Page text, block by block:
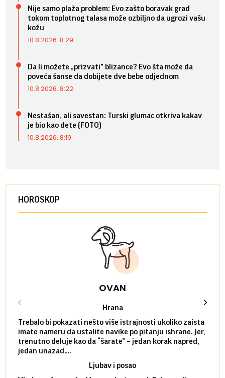
Nije samo plaža problem: Evo zašto boravak grad
tokom toplotnog talasa može ozbiljno da ugrozi vašu
kožu
10.8.2026. 8:29
Da li možete „prizvati” blizance? Evo šta može da
poveća šanse da dobijete dve bebe odjednom
10.8.2026. 8:22
Nestašan, ali savestan: Turski glumac otkriva kakav
je bio kao dete (FOTO)
10.8.2026. 8:19
HOROSKOP
OVAN
Hrana
Trebalo bi pokazati nešto više istrajnosti ukoliko zaista
imate nameru da ustalite navike po pitanju ishrane. Jer,
trenutno deluje kao da “šarate” – jedan korak napred,
jedan unazad….
Ljubav i posao